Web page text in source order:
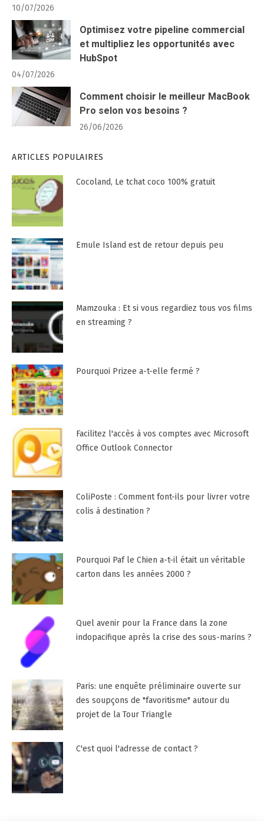
10/07/2026
Optimisez votre pipeline commercial
et multipliez les opportunités avec
HubSpot
04/07/2026
Comment choisir le meilleur MacBook
Pro selon vos besoins ?
26/06/2026
ARTICLES POPULAIRES
Cocoland, Le tchat coco 100% gratuit
Emule Island est de retour depuis peu
Mamzouka : Et si vous regardiez tous vos films
en streaming ?
Pourquoi Prizee a-t-elle fermé ?
Facilitez l'accès à vos comptes avec Microsoft
Office Outlook Connector
ColiPoste : Comment font-ils pour livrer votre
colis à destination ?
Pourquoi Paf le Chien a-t-il était un véritable
carton dans les années 2000 ?
Quel avenir pour la France dans la zone
indopacifique après la crise des sous-marins ?
Paris: une enquête préliminaire ouverte sur
des soupçons de "favoritisme" autour du
projet de la Tour Triangle
C'est quoi l'adresse de contact ?